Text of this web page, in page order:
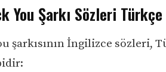
You Şarkı Sözleri
şarkısının İngilizce sözleri,